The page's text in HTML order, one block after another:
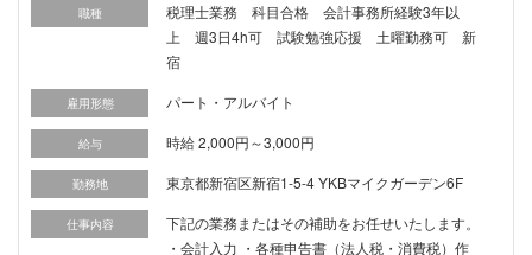
職種
税理士業務 科目合格 会計事務所経験3年以
上 週3日4h可 試験勉強応援 土曜勤務可 新
宿
雇用形態 パート・アルバイト
給与 時給 2,000円～3,000円
勤務地 東京都新宿区新宿1-5-4 YKBマイクガーデン6F
仕事内容
下記の業務またはその補助をお任せいたします。
・会計入力 ・各種申告書（法人税・消費税）作